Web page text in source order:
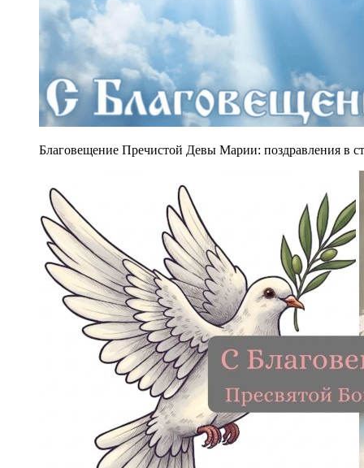
Благовещение Пречистой Девы Марии: поздравления в